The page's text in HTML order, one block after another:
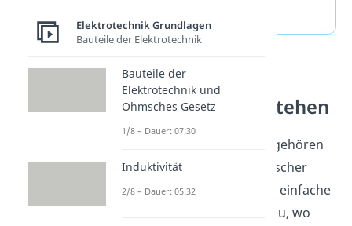
Elektrische
Schaltungen verstehen
Bauteile wie Widerstände gehören
zu den Grundlagen elektrischer
Schaltungen. Du zeichnest einfache
Stromkreise und ordnest zu, wo
Elektrotechnik Grundlagen
Bauteile der Elektrotechnik
Bauteile der
Elektrotechnik und
Ohmsches Gesetz
1/8 – Dauer: 07:30
Induktivität
2/8 – Dauer: 05:32